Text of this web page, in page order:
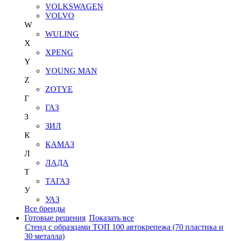
VOLKSWAGEN
VOLVO
W
WULING
X
XPENG
Y
YOUNG MAN
Z
ZOTYE
Г
ГАЗ
З
ЗИЛ
К
КАМАЗ
Л
ЛАДА
Т
ТАГАЗ
У
УАЗ
Все бренды
Готовые решения Показать все
Стенд с образцами ТОП 100 автокрепежа (70 пластика и
30 металла)